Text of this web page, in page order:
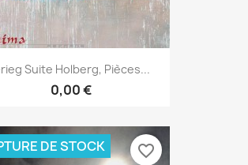
Suite Holberg, Pièces...
0,00 €
DE STOCK favorite_border